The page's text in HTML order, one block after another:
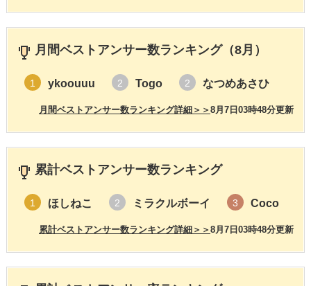
月間ベストアンサー数ランキング（8月）
1 ykoouuu 2 Togo 2 なつめあさひ
8月7日03時48分更新
月間ベストアンサー数ランキング詳細＞＞
累計ベストアンサー数ランキング
1 ほしねこ 2 ミラクルボーイ 3 Coco
8月7日03時48分更新
累計ベストアンサー数ランキング詳細＞＞